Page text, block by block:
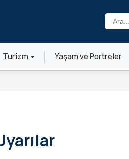
Ara:
Turizm Yaşam ve Portreler